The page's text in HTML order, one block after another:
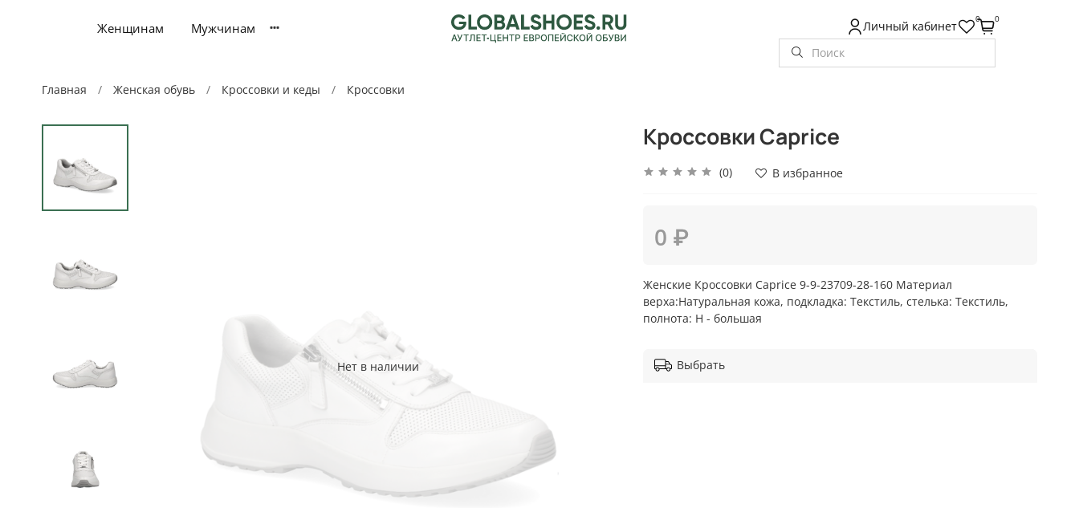
Женщинам Мужчинам Личный кабинет 0 0
Главная Женская обувь Кроссовки и кеды Кроссовки
Нет в наличии
Кроссовки Caprice
(0) В избранное
0 ₽
Женские Кроссовки Caprice 9-9-23709-28-160 Материал
верха:Натуральная кожа, подкладка: Текстиль, стелька: Текстиль,
полнота: H - большая
Выбрать